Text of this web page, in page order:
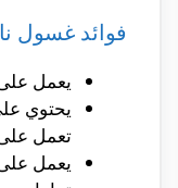
فوائد غسول
يعمل
يحتوي
تعمل
يعمل